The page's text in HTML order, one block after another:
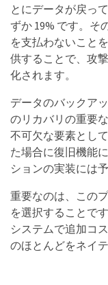
とにデータが戻っ
ずか 19% です。そ
を支払わないこと
供することで、攻
化されます。
データのバックア
のリカバリの重要
不可欠な要素とし
た場合に復旧機能
ションの実装には
重要なのは、この
を選択することで
システムで追加コ
のほとんどをネイ